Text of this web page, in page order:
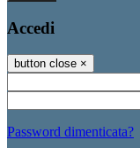
Accedi
button close ×
Password dimenticata?